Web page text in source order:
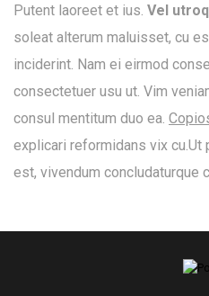
Putent laoreet et ius. Vel
soleat alterum maluisset, cu
inciderint. Nam ei eirmod
consectetuer usu ut. Vim
consul mentitum duo ea.
explicari reformidans vix
est, vivendum concludaturque